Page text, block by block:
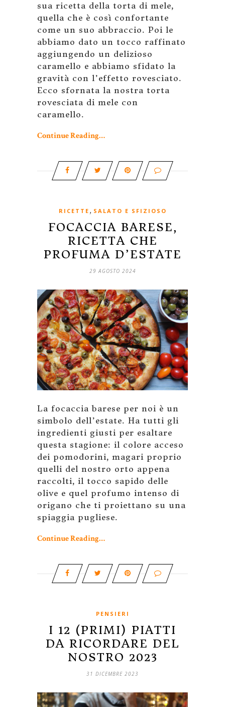
sua ricetta della torta di mele,
quella che è così confortante
come un suo abbraccio. Poi le
abbiamo dato un tocco raffinato
aggiungendo un delizioso
caramello e abbiamo sfidato la
gravità con l’effetto rovesciato.
Ecco sfornata la nostra torta
rovesciata di mele con
caramello.
Continue Reading…
RICETTE , SALATO E SFIZIOSO
FOCACCIA BARESE,
RICETTA CHE
PROFUMA D’ESTATE
29 AGOSTO 2024
La focaccia barese per noi è un
simbolo dell’estate. Ha tutti gli
ingredienti giusti per esaltare
questa stagione: il colore acceso
dei pomodorini, magari proprio
quelli del nostro orto appena
raccolti, il tocco sapido delle
olive e quel profumo intenso di
origano che ti proiettano su una
spiaggia pugliese.
Continue Reading…
PENSIERI
I 12 (PRIMI) PIATTI
DA RICORDARE DEL
NOSTRO 2023
31 DICEMBRE 2023